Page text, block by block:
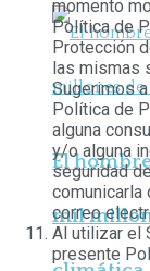
El
mil
momento
Política de
Protección
las mismas
Sugerimos
Política de
alguna
y/o alguna
seguridad
comunicarla
correo
Al utilizar el
presente